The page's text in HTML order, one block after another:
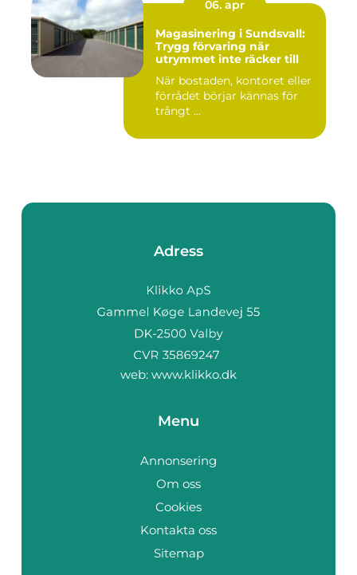
06. apr
Magasinering i Sundsvall:
Trygg förvaring när
utrymmet inte räcker till
När bostaden, kontoret eller
förrådet börjar kännas för
trångt ...
Adress
web: www.klikko.dk
Menu
Annonsering
Om oss
Cookies
Kontakta oss
Sitemap